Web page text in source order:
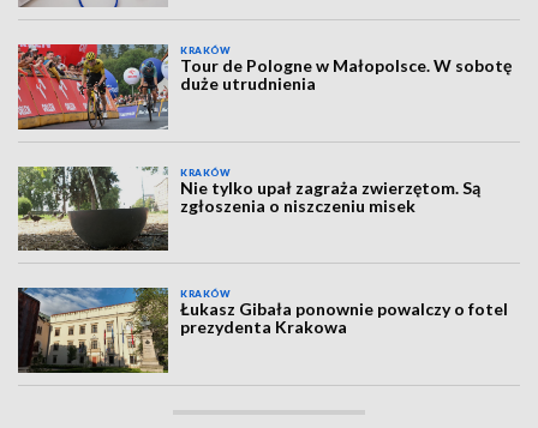
KRAKÓW
Tour de Pologne w Małopolsce. W sobotę
duże utrudnienia
KRAKÓW
Nie tylko upał zagraża zwierzętom. Są
zgłoszenia o niszczeniu misek
KRAKÓW
Łukasz Gibała ponownie powalczy o fotel
prezydenta Krakowa